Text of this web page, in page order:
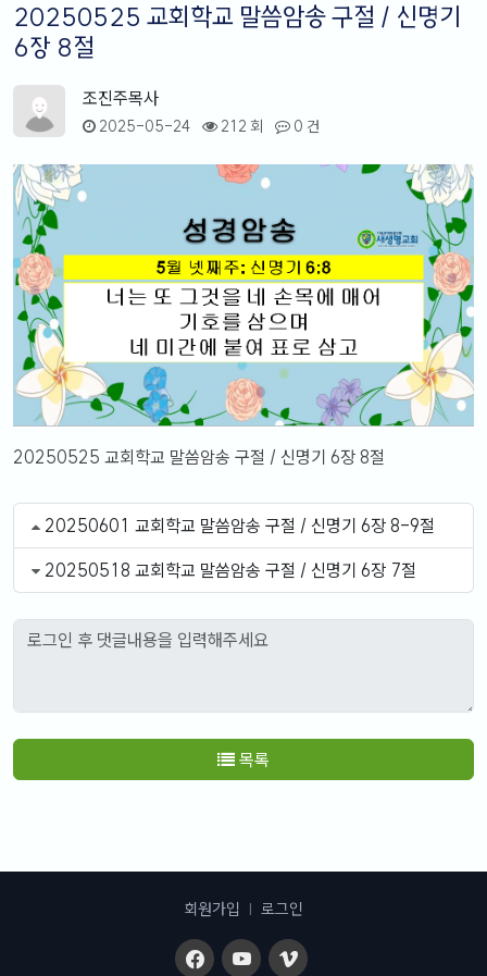
20250525 교회학교 말씀암송 구절 / 신명기
6장 8절
조진주목사
2025-05-24 212 회 0 건
20250525 교회학교 말씀암송 구절 / 신명기 6장 8절
20250601 교회학교 말씀암송 구절 / 신명기 6장 8-9절
20250518 교회학교 말씀암송 구절 / 신명기 6장 7절
목록
회원가입 | 로그인